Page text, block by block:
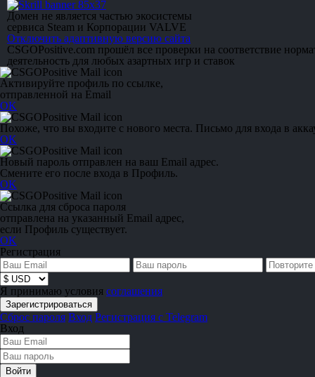
Домен не является частью экосистемы
сервиса Steam и Корпорации VALVE
Отключить адаптивную версию сайта
CSGOPositive.com прошёл все проверки на соответствие
деятельность для любых азартных игр и ставок
Активируйте профиль по ссылке,
отправленной на Email
OK
Похоже, что вы входите с нового места. Письмо для входа в
OK
Новый пароль отправлен на ваш Email адрес.
Смените его после входа в Профиль.
OK
Ссылка для сброса пароля
отправлена на указанный Email адрес,
если Профиль существует.
OK
Регистрация
Я принимаю условия соглашения
Сброс пароля Вход Регистрация с Telegram
Вход